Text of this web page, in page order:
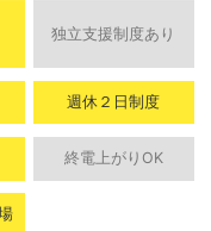
独立支援制度あり
週休２日制度
終電上がりOK